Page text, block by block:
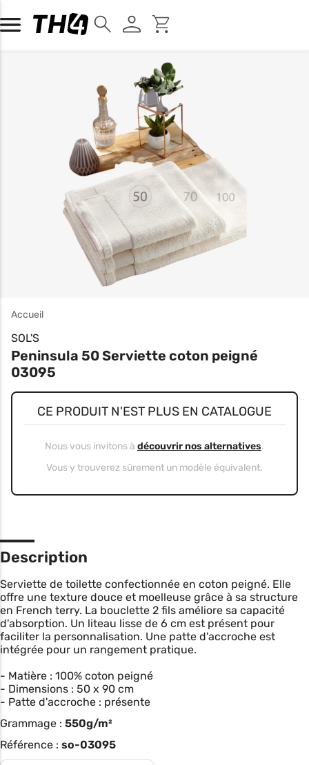
Accueil
SOL'S
Peninsula 50 Serviette coton peigné
03095
CE PRODUIT N'EST PLUS EN CATALOGUE
Nous vous invitons à découvrir nos alternatives.
Vous y trouverez sûrement un modèle équivalent.
Description
Serviette de toilette confectionnée en coton peigné. Elle
offre une texture douce et moelleuse grâce à sa structure
en French terry. La bouclette 2 fils améliore sa capacité
d'absorption. Un liteau lisse de 6 cm est présent pour
faciliter la personnalisation. Une patte d'accroche est
intégrée pour un rangement pratique.
- Matière : 100% coton peigné
- Dimensions : 50 x 90 cm
- Patte d'accroche : présente
Grammage : 550g/m²
Référence : so-03095